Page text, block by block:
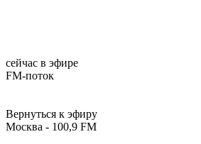
сейчас в эфире
FM-поток
Вернуться к эфиру
Москва - 100,9 FM